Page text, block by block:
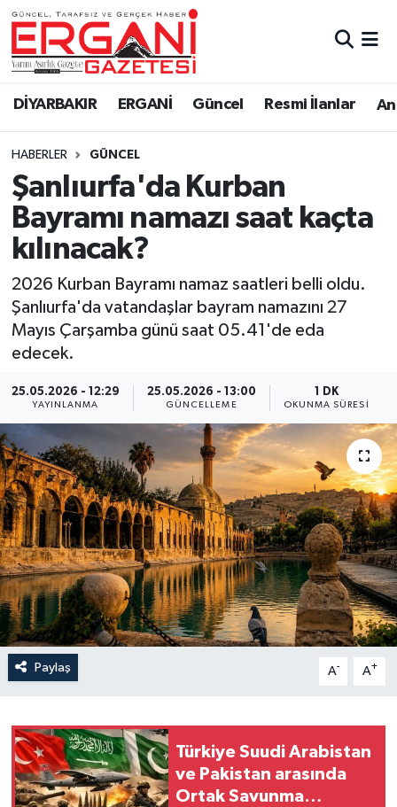
DİYARBAKIR ERGANİ Güncel Resmi İlanlar
HABERLER GÜNCEL
Şanlıurfa'da Kurban
Bayramı namazı saat kaçta
kılınacak?
2026 Kurban Bayramı namaz saatleri belli oldu.
Şanlıurfa'da vatandaşlar bayram namazını 27
Mayıs Çarşamba günü saat 05.41'de eda
edecek.
25.05.2026 - 12:29
YAYINLANMA
25.05.2026 - 13:00
GÜNCELLEME
1 DK
OKUNMA SÜRESI
Paylaş A- A+
Türkiye Suudi Arabistan
ve Pakistan arasında
Ortak Savunma
DİYARBAKIR
BİSMİL
BAĞLAR
ERGANİ
Güncel
Resmi İlanlar
Sağlık
Si̇yaset
Spor
Yaşam
Anali̇z
Bi̇li̇m & Teknoloji̇
Dünya
Eği̇ti̇m
Ergani Nöbetçi Eczaneler
Ergani Hava Durumu
Ergani Trafik Yoğunluk Haritası
Tüm Manşetler
Son Dakika Haberleri
Haber Arşivi